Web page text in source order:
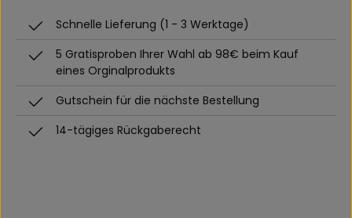
Schnelle Lieferung (1 - 3 Werktage)
5 Gratisproben Ihrer Wahl ab 98€ beim Kauf
eines Orginalprodukts
Gutschein für die nächste Bestellung
14-tägiges Rückgaberecht